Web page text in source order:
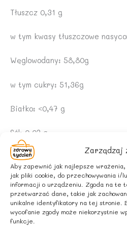
Zarządzaj
Aby zapewnić jak najlepsze
jak pliki cookie, do przechowywania i/
informacji o urządzeniu. Zgoda na te
przetwarzać dane, takie jak
unikalne identyfikatory na tej stronie.
wycofanie zgody może niekorzystnie
funkcje.
Tłuszcz 0,31 g
w tym kwasy tłuszczowe
Węglowodany: 58,80g
w tym cukry: 51,36g
Białko: <0,47 g
Sól: 0,02 g
ZALECANE WARUNKI
Przechowywać w suchym i
przed działaniem promieni
Po otwarciu przechowywać w